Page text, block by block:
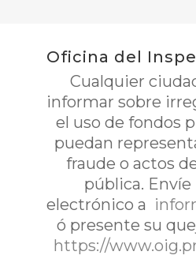
Oficina del
Cualquier
informar sobre
el uso de fondos
puedan
fraude o actos
pública.
electrónico a
ó presente su
https://